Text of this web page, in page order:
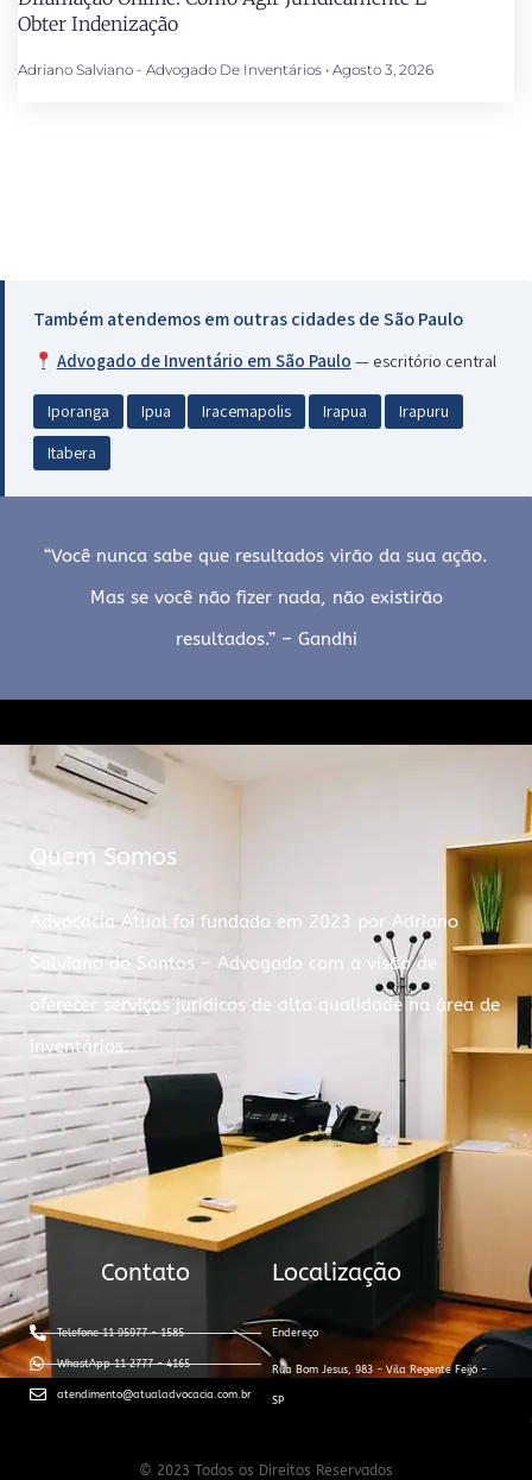
Obter Indenização
Adriano Salviano - Advogado De Inventários Agosto 3, 2026
Também atendemos em outras cidades de São Paulo
Advogado de Inventário em São Paulo — escritório central
Iporanga Ipua Iracemapolis Irapua
Irapuru
Itabera
“Você nunca sabe que resultados virão da sua ação.
Mas se você não fizer nada, não existirão
resultados.” – Gandhi
Quem Somos
Advocacia Atual foi fundada em 2023 por Adriano
Salviano do Santos – Advogado com a visão de
oferecer serviços jurídicos de alta qualidade na área de
inventários.
Contato
Telefone 11 95977 - 1585
WhastApp 11 2777 - 4165
atendimento@atualadvocacia.com.br
Localização
Endereço
Rua Bom Jesus, 983 - Vila Regente Feijó -
SP
© 2023 Todos os Direitos Reservados